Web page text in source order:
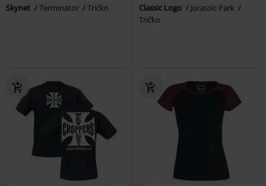
Skynet Terminator Tričko Classic Logo
Jurassic Park
Tričko